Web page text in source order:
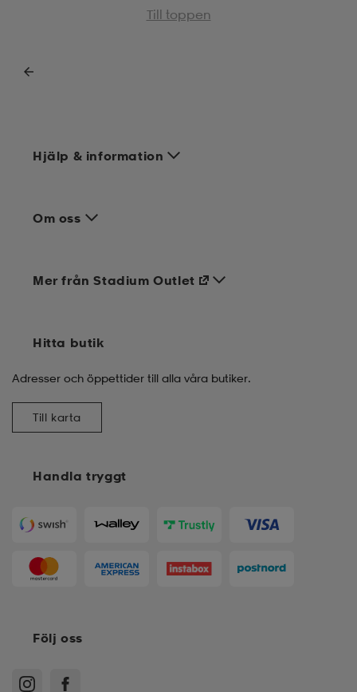
Till toppen
Hjälp & information
Om oss
Handla tryggt
Mer från Stadium Outlet
Hitta butik
Adresser och öppettider till alla våra butiker.
Till karta
Följ oss